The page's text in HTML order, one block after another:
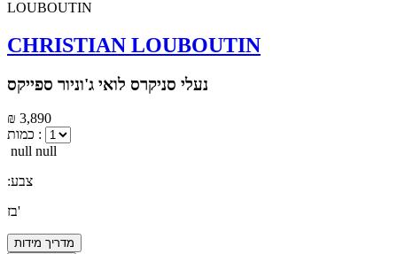
CHRISTIAN LOUBOUTIN
נעלי סניקרס לואי ג'וניור ספייקס
₪ 3,890
כמות :
null null
:צבע
בז'
מדריך מידות